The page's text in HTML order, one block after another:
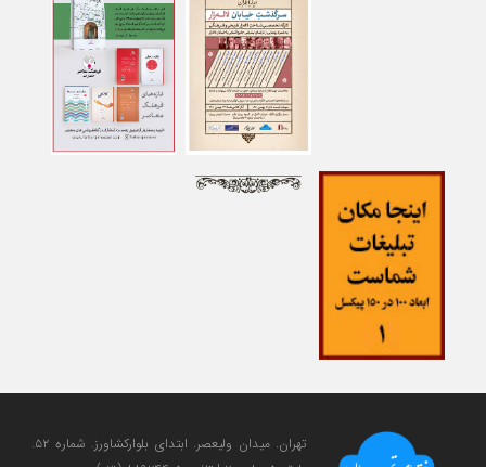
تهران. میدان ولی‎عصر. ابتدای بلوارکشاورز. شماره ۵۲.